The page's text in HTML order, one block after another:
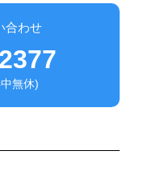
合わせ
無休)